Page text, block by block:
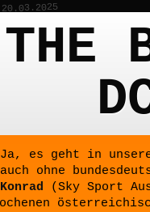
THE
Ja, es geht in
auch ohne
Konrad (Sky Sport